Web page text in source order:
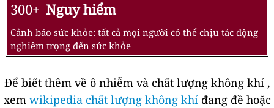
300+ Nguy hiểm
Cảnh báo sức khỏe: tất cả mọi người có thể chịu tác động
nghiêm trọng đến sức khỏe
Để biết thêm về ô nhiễm và chất lượng không khí ,
xem wikipedia chất lượng không khíđang đề hoặc